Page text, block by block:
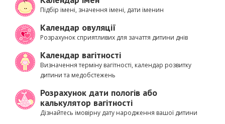
Підбір імені, значення імені, дати іменин
Календар овуляції
Розрахунок сприятливих для зачаття дитини днів
Календар вагітності
Визначення терміну вагітності, календар розвитку
дитини та медобстежень
Розрахунок дати пологів або
калькулятор вагітності
Дізнайтесь імовірну дату народження вашої дитини